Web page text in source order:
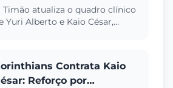
veja detalhes
Timão atualiza o quadro clínico
Yuri Alberto e Kaio César,
Contrata Kaio
Reforço por